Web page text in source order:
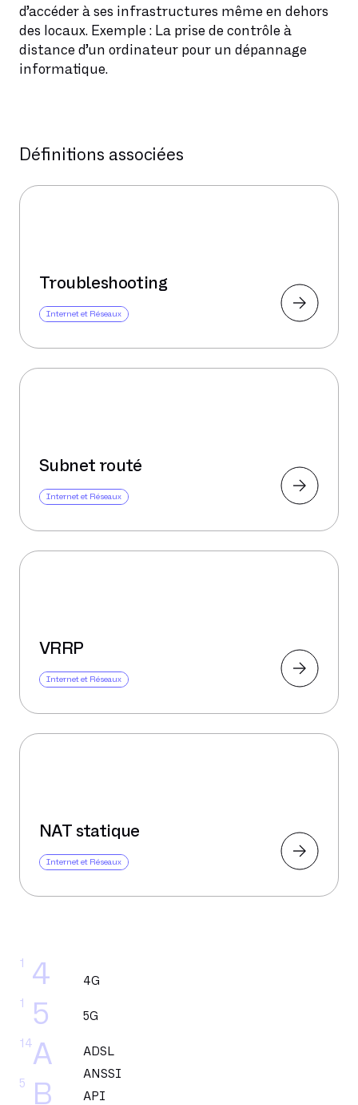
4
1
5
1
A
14
B
5
4G
5G
ADSL
ANSSI
API
d’accéder à ses infrastructures même en dehors
des locaux. Exemple : La prise de contrôle à
distance d’un ordinateur pour un dépannage
informatique.
Définitions associées
Troubleshooting
Internet et Réseaux
Subnet routé
Internet et Réseaux
VRRP
Internet et Réseaux
NAT statique
Internet et Réseaux